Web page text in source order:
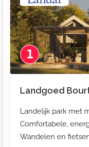
1
Landgoed
Landelijk park met
Comfortabele,
Wandelen en